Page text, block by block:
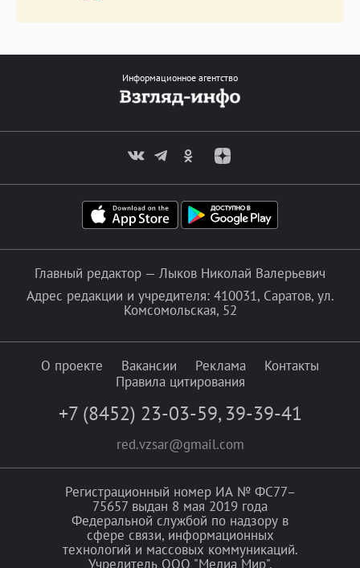
Информационное агентство
Главный редактор — Лыков Николай Валерьевич
Адрес редакции и учредителя: 410031, Саратов, ул.
Комсомольская, 52
О проекте Вакансии Реклама
Контакты
Правила цитирования
+7 (8452) 23-03-59, 39-39-41
red.vzsar@gmail.com
Регистрационный номер ИА № ФС77–
75657 выдан 8 мая 2019 года
Федеральной службой по надзору в
сфере связи, информационных
технологий и массовых коммуникаций.
Учредитель ООО "Медиа Мир".